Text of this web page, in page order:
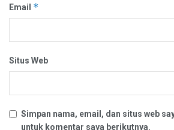
Email *
Situs Web
Simpan nama, email, dan situs web
untuk komentar saya berikutnya.